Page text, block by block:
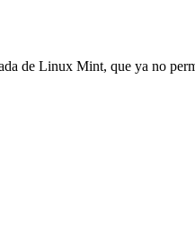
de Linux Mint, que ya no